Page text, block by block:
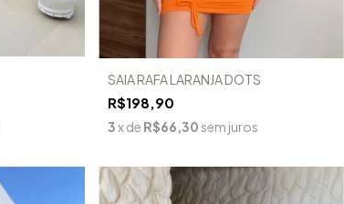
SAIA RAFA LARANJA DOTS
R$198,90
3x de R$66,30 sem juros